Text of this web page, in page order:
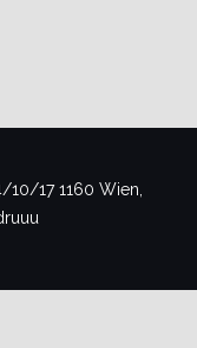
17 1160 Wien,